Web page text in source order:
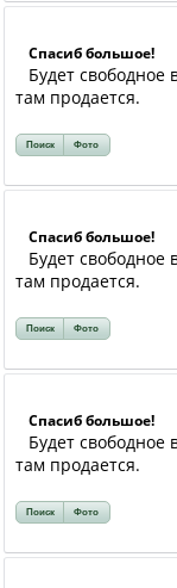
Спасиб большое!
Будет свободное
там продается.
Поиск Фото
Спасиб большое!
Будет свободное
там продается.
Поиск Фото
Спасиб большое!
Будет свободное
там продается.
Поиск Фото